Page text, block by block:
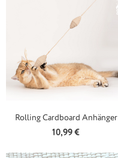
Rolling Cardboard Anhänger
Regulärer Preis:
10,99 €